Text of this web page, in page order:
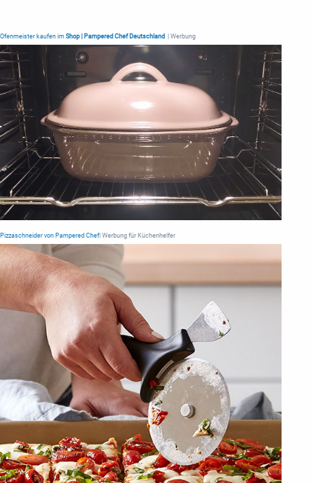
Ofenmeister kaufen im Shop | Pampered Chef Deutschland | Werbung
Pizzaschneider von Pampered Chef | Werbung für Küchenhelfer